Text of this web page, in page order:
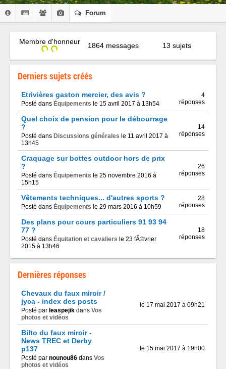
Forum
Membre d'honneur 1864 messages 13 sujets
Derniers sujets créés
Etrivières gaston mercier, des avis ?
Posté dans Équipements le 15 avril 2017 à 13h54
4
réponses
Quel choix de pension pour le débourrage
?
Posté dans Discussions générales le 11 avril 2017 à
13h45
14
réponses
Craquage sur bottes outdoor hors de prix
?
Posté dans Équipements le 25 novembre 2016 à
15h15
26
réponses
Vêtements techniques... d'autres sports ?
Posté dans Équipements le 29 mars 2016 à 10h59
28
réponses
Des plans pour cours particuliers 91 93 94
77 ?
Posté dans Équitation et cavaliers le 23 fÃ©vrier
2015 à 13h46
18
réponses
Dernières réponses
Chevaux du faux miroir /
jyca - index des posts
Posté par leaspejik dans Vos
photos et vidéos
le 17 mai 2017 à 09h21
Bilto du faux miroir -
News TREC et Derby
p137
Posté par nounou86 dans Vos
photos et vidéos
le 15 mai 2017 à 19h00